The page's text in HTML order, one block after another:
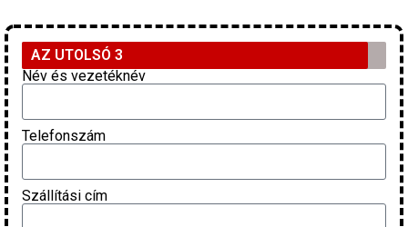
AZ UTOLSÓ 3
Név és vezetéknév
Telefonszám
Szállítási cím